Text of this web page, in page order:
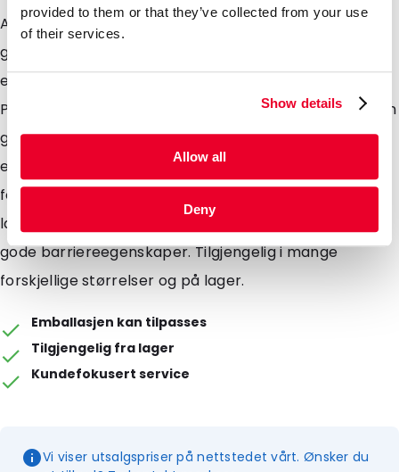
provided to them or that they’ve collected from your use
of their services.
Show details
Allow all
Deny
Akkurat som vår Lamizip-pose, bare uten topp og
greplukking. Vår Lamipouch er beregnet på
engangsbruk for matvarer og også ikke-matvarer.
Posen er utformet med en åpning i bunnkilen, noe som
gjør at posen står av seg selv. Faste stoffer, væsker
eller pulver kan alle oppbevares i disse posene og
forsegles enkelt med en varmeforsegler. Laget av en
laminert folie av svært høy kvalitet som gir ekstremt
gode barriereegenskaper. Tilgjengelig i mange
forskjellige størrelser og på lager.
Emballasjen kan tilpasses
Tilgjengelig fra lager
Kundefokusert service
Vi viser utsalgspriser på nettstedet vårt. Ønsker du